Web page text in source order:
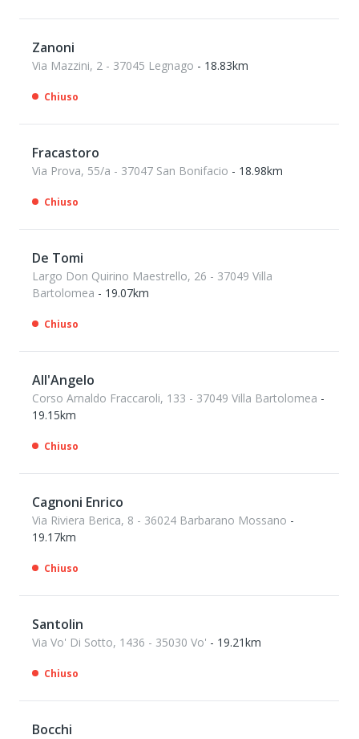
Zanoni
Via Mazzini, 2 - 37045 Legnago - 18.83km
Chiuso
Fracastoro
Via Prova, 55/a - 37047 San Bonifacio - 18.98km
Chiuso
De Tomi
Largo Don Quirino Maestrello, 26 - 37049 Villa
Bartolomea - 19.07km
Chiuso
All'Angelo
Corso Arnaldo Fraccaroli, 133 - 37049 Villa Bartolomea -
19.15km
Chiuso
Cagnoni Enrico
Via Riviera Berica, 8 - 36024 Barbarano Mossano -
19.17km
Chiuso
Santolin
Via Vo' Di Sotto, 1436 - 35030 Vo' - 19.21km
Chiuso
Bocchi